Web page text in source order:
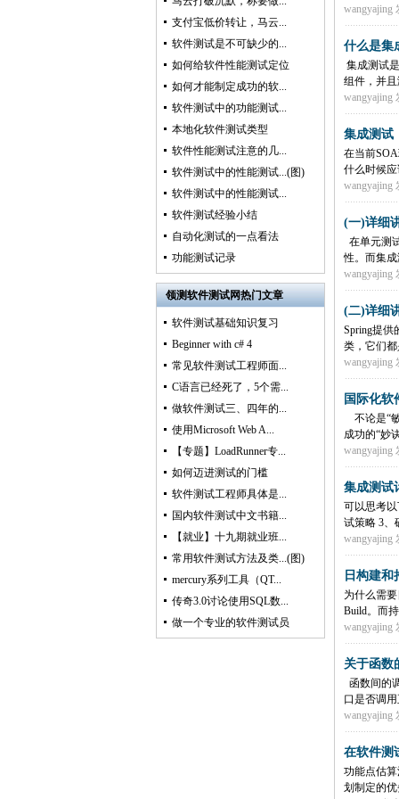
支付宝低价转让，马云...
软件测试是不可缺少的...
如何给软件性能测试定位
如何才能制定成功的软...
软件测试中的功能测试...
本地化软件测试类型
软件性能测试注意的几...
软件测试中的性能测试...(图)
软件测试中的性能测试...
软件测试经验小结
自动化测试的一点看法
功能测试记录
领测软件测试网热门文章
软件测试基础知识复习
Beginner with c# 4
常见软件测试工程师面...
C语言已经死了，5个需...
做软件测试三、四年的...
使用Microsoft Web A...
【专题】LoadRunner专...
如何迈进测试的门槛
软件测试工程师具体是...
国内软件测试中文书籍...
【就业】十九期就业班...
常用软件测试方法及类...(图)
mercury系列工具（QT...
传奇3.0讨论使用SQL数...
做一个专业的软件测试员
wangyajing
什么是集
集成测试
组件，并
wangyajing
集成测试
在当前
什么时候
wangyajing
(一)详细
在单元测
性。而集
wangyajing
(二)详细
Spring提
类，它们
wangyajing
国际化软
不论是“
成功的“妙
wangyajing
集成测试
可以思考
试策略 3、
wangyajing
日构建和
为什么需
Build。而
wangyajing
关于函数
函数间的
口是否调
wangyajing
在软件测
功能点估
划制定的